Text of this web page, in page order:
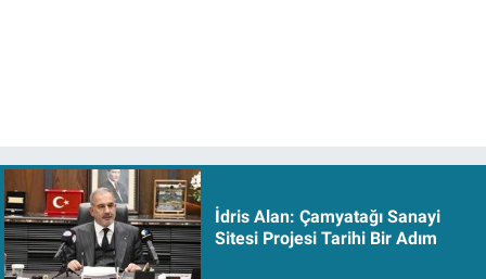
İdris Alan: Çamyatağı Sanayi
Sitesi Projesi Tarihi Bir Adım